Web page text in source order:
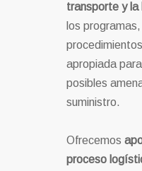
transporte y
los
apropiada
posibles
suministro.
Ofrecemos
proceso